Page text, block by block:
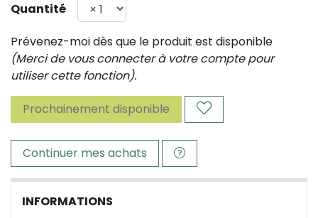
Quantité
Prévenez-moi dès que le produit est disponible
(Merci de vous connecter à votre compte pour
utiliser cette fonction).
Prochainement disponible
Continuer mes achats
INFORMATIONS